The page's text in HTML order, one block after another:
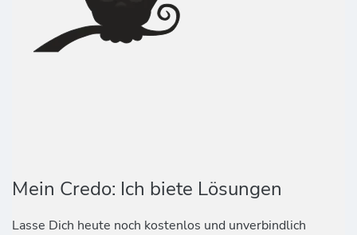
Mein Credo: Ich biete Lösungen
Lasse Dich heute noch kostenlos und unverbindlich